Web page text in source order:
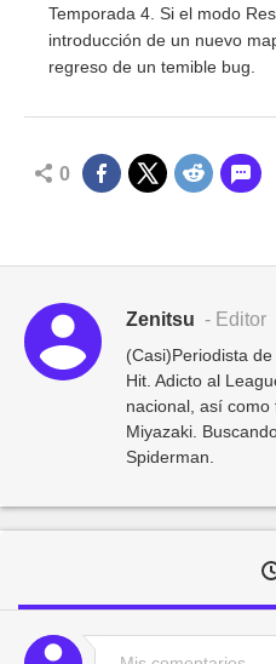
Temporada 4. Si el modo
introducción de un nuevo
regreso de un temible bug.
0
Zenitsu - Editor
(Casi)Periodista
Hit. Adicto al
nacional, así
Miyazaki.
Spiderman.